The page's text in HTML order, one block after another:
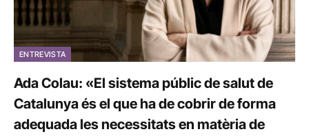
ENTREVISTA
Ada Colau: «El sistema públic de salut de
Catalunya és el que ha de cobrir de forma
adequada les necessitats en matèria de